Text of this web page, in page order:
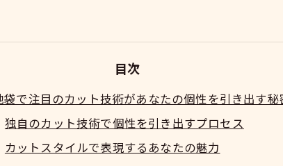
目次
袋で注目のカット技術があなたの個性を引き出す秘
独自のカット技術で個性を引き出すプロセス
カットスタイルで表現するあなたの魅力